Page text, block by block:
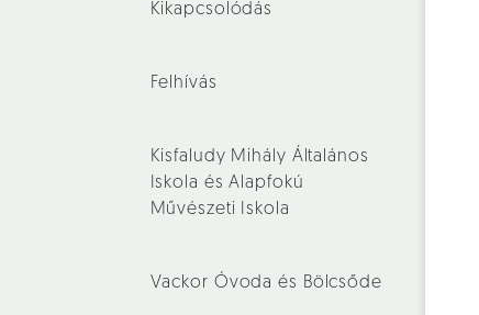
Kikapcsolódás
Felhívás
Kisfaludy Mihály Általános
Iskola és Alapfokú
Művészeti Iskola
Vackor Óvoda és Bölcsőde